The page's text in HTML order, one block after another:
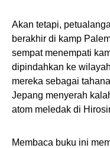
Akan tetapi,
berakhir di kamp
sempat menempati
dipindahkan ke
mereka sebagai
Jepang menyerah
atom meledak di
Membaca buku ini